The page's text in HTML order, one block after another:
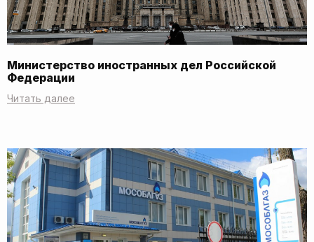
Министерство иностранных дел Российской
Федерации
Читать далее